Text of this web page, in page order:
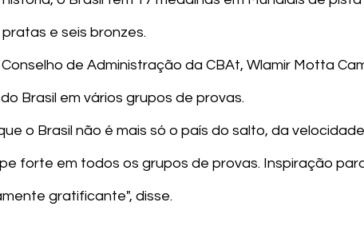
e seis bronzes.
de Administração da CBAt, Wlamir Motta
Brasil em vários grupos de provas.
o Brasil não é mais só o país do salto, da
forte em todos os grupos de provas. Inspiração
gratificante", disse.